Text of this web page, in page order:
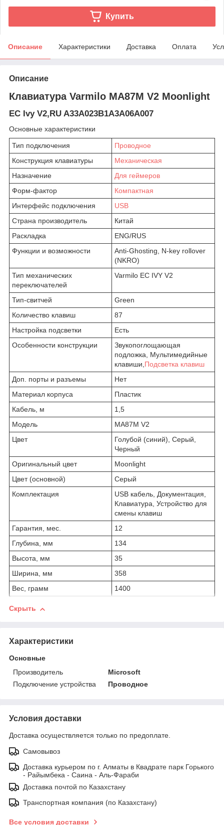
Купить
Описание Характеристики Доставка Оплата
Описание
Клавиатура Varmilo MA87M V2 Moonlight
EC Ivy V2,RU A33A023B1A3A06A007
Основные характеристики
Тип подключения
Проводное
Конструкция клавиатуры
Механическая
Назначение
Для геймеров
Форм-фактор
Компактная
Интерфейс подключения
USB
Страна производитель
Китай
Раскладка
ENG/RUS
Функции и возможности
Anti-Ghosting, N-key rollover
(NKRO)
Тип механических
переключателей
Varmilo EC IVY V2
Тип-свитчей
Green
Количество клавиш
87
Настройка подсветки
Есть
Особенности конструкции
Звукопоглощающая
подложка, Мультимедийные
клавиши,Подсветка клавиш
Доп. порты и разъемы
Нет
Материал корпуса
Пластик
Кабель, м
1,5
Модель
MA87M V2
Цвет
Голубой (синий), Серый,
Черный
Оригинальный цвет
Moonlight
Цвет (основной)
Серый
Комплектация
USB кабель, Документация,
Клавиатура, Устройство для
смены клавиш
Гарантия, мес.
12
Глубина, мм
134
Высота, мм
35
Ширина, мм
358
Вес, грамм
1400
Скрыть
Характеристики
Основные
Производитель
Microsoft
Подключение устройства
Проводное
Условия доставки
Доставка осуществляется только по предоплате.
Самовывоз
Доставка курьером по г. Алматы в Квадрате парк Горького
- Райымбека - Саина - Аль-Фараби
Доставка почтой по Казахстану
Транспортная компания (по Казахстану)
Все условия доставки